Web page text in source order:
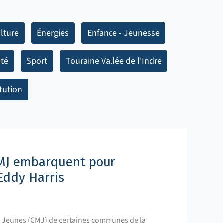
Énergies Enfance - Jeunesse
Sport Touraine Vallée de l'Indre
embarquent pour
Harris
(CMJ) de certaines communes de la